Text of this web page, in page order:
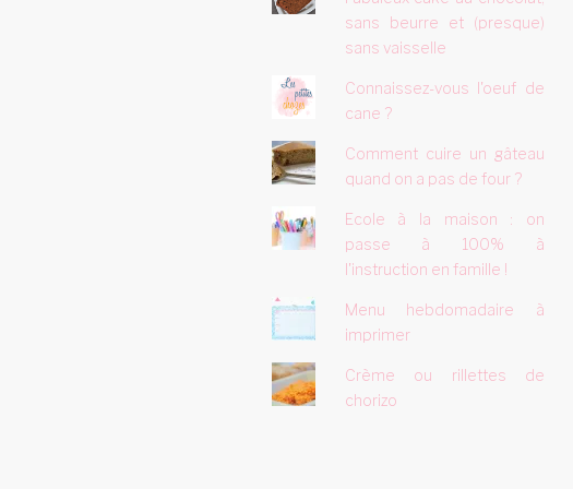
sans beurre et (presque)
sans vaisselle
Connaissez-vous l'oeuf de
cane ?
Comment cuire un gâteau
quand on a pas de four ?
Ecole à la maison : on
passe à 100% à
l'instruction en famille !
Menu hebdomadaire à
imprimer
Crème ou rillettes de
chorizo